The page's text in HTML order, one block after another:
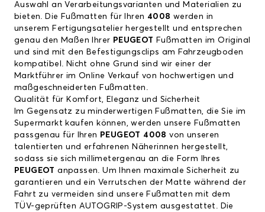
Auswahl an Verarbeitungsvarianten und Materialien zu
bieten. Die Fußmatten für Ihren 4008 werden in
unserem Fertigungsatelier hergestellt und entsprechen
genau den Maßen Ihrer PEUGEOT Fußmatten im Original
und sind mit den Befestigungsclips am Fahrzeugboden
kompatibel. Nicht ohne Grund sind wir einer der
Marktführer im Online Verkauf von hochwertigen und
maßgeschneiderten Fußmatten.
Qualität für Komfort, Eleganz und Sicherheit
Im Gegensatz zu minderwertigen Fußmatten, die Sie im
Supermarkt kaufen können, werden unsere Fußmatten
passgenau für Ihren PEUGEOT 4008 von unseren
talentierten und erfahrenen Näherinnen hergestellt,
sodass sie sich millimetergenau an die Form Ihres
PEUGEOTanpassen. Um Ihnen maximale Sicherheit zu
garantieren und ein Verrutschen der Matte während der
Fahrt zu vermeiden sind unsere Fußmatten mit dem
TÜV-geprüften AUTOGRIP-System ausgestattet. Die